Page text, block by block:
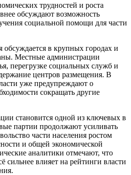
трудностей и роста
обсуждают возможность
социальной помощи для части
обсуждается в крупных городах и
Местные администрации
перегрузке социальных служб и
центров размещения. В
уже предупреждают о
сокращать другие
становится одной из ключевых в
партии продолжают усиливать
части населения ростом
и общей экономической
аналитики отмечают, что
сильнее влияет на рейтинги власти